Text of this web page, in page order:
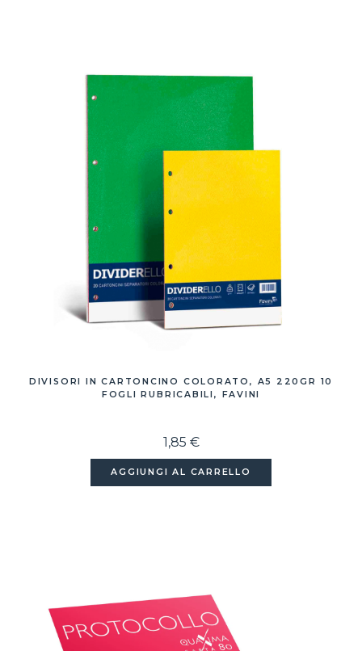
DIVISORI IN CARTONCINO COLORATO, A5 220GR 10
FOGLI RUBRICABILI, FAVINI
1,85 €
AGGIUNGI AL CARRELLO